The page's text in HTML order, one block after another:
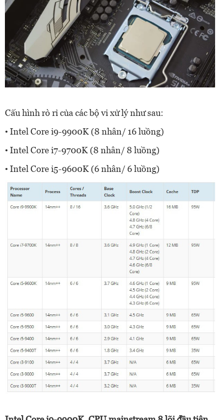
Cấu hình rò rỉ của các bộ vi xử lý như sau:
• Intel Core i9-9900K (8 nhân/ 16 luồng)
• Intel Core i7-9700K (8 nhân/ 8 luồng)
• Intel Core i5-9600K (6 nhân/ 6 luồng)